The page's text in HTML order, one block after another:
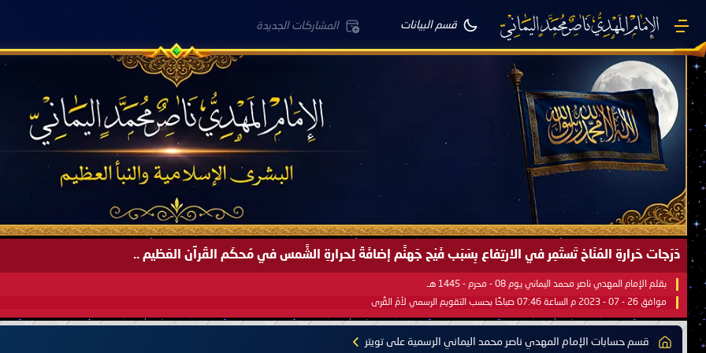
قسم البيانات المشاركات الجديدة
دَرَجات حَرارةِ المُنَاخ تَستَمِر في الارتِفاع بِسَبَب فَيْح جَهنَّم إضافَةً لِحرارةِ الشَّمس في مُحكَم القُرآن العَظيم ..
بقلم الإمام المهدي ناصر محمد اليماني يوم 08 - محرم - 1445 هـ
موافق 26 - 07 - 2023 م الساعة 07:46 صباحًا بحسب التقويم الرسمي لأمّ القُرى
قسم حسابات الإمام المهدي ناصر محمد اليماني الرسمية على تويتر